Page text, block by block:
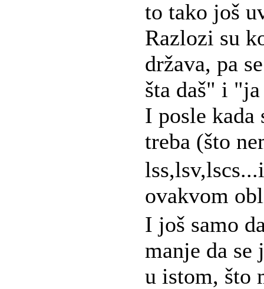
to tako još
Razlozi su
država, pa
šta daš" i
I posle kada
treba (što
ovakvom
I još samo
manje da
u istom, što